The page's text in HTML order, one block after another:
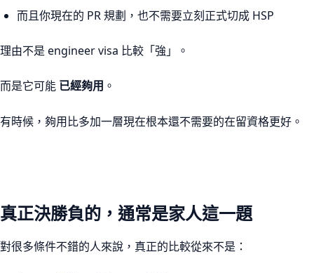
而且你現在的 PR 規劃，也不需要立刻正式切成 HSP
理由不是 engineer visa 比較「強」。
而是它可能 已經夠用 。
有時候，夠用比多加一層現在根本還不需要的在留資格更好。
真正決勝負的，通常是家人這一題
對很多條件不錯的人來說，真正的比較從來不是：